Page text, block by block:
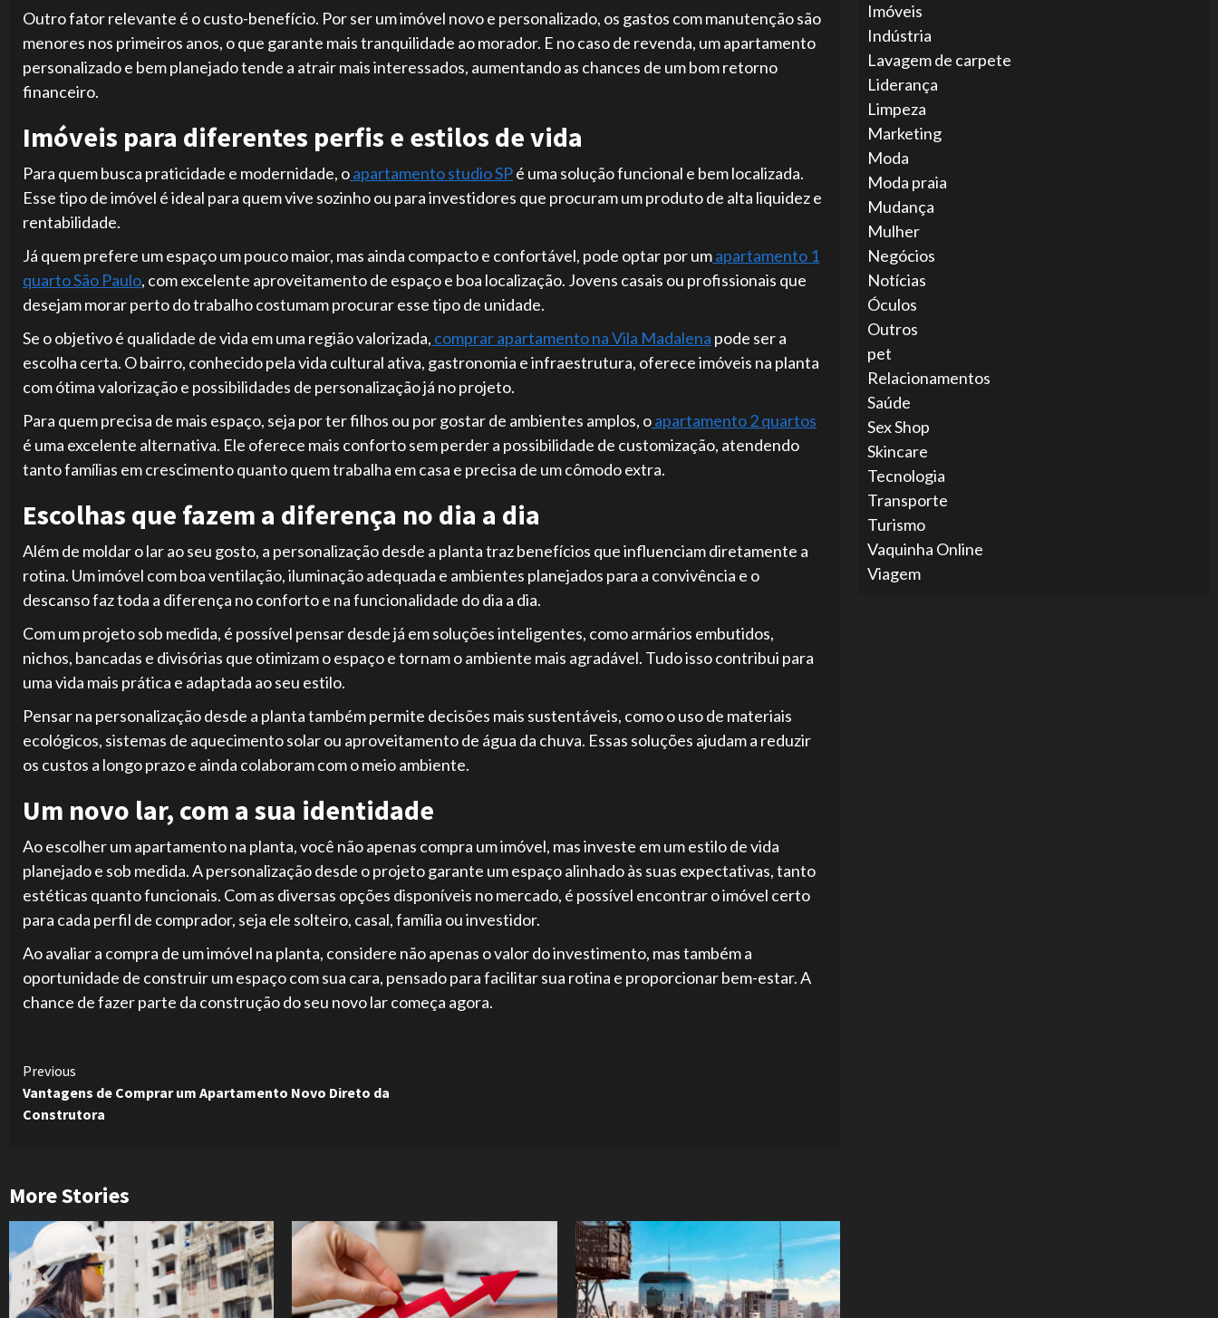
Outro fator relevante é o custo-benefício. Por ser um imóvel novo e personalizado, os gastos com manutenção são
menores nos primeiros anos, o que garante mais tranquilidade ao morador. E no caso de revenda, um apartamento
personalizado e bem planejado tende a atrair mais interessados, aumentando as chances de um bom retorno
financeiro.
Imóveis para diferentes perfis e estilos de vida
Para quem busca praticidade e modernidade, oapartamento studio SPé uma solução funcional e bem localizada.
Esse tipo de imóvel é ideal para quem vive sozinho ou para investidores que procuram um produto de alta liquidez e
rentabilidade.
Já quem prefere um espaço um pouco maior, mas ainda compacto e confortável, pode optar por umapartamento 1
quarto São Paulo, com excelente aproveitamento de espaço e boa localização. Jovens casais ou profissionais que
desejam morar perto do trabalho costumam procurar esse tipo de unidade.
Se o objetivo é qualidade de vida em uma região valorizada, comprar apartamento na Vila Madalena pode ser a
escolha certa. O bairro, conhecido pela vida cultural ativa, gastronomia e infraestrutura, oferece imóveis na planta
com ótima valorização e possibilidades de personalização já no projeto.
Para quem precisa de mais espaço, seja por ter filhos ou por gostar de ambientes amplos, oapartamento 2 quartos
é uma excelente alternativa. Ele oferece mais conforto sem perder a possibilidade de customização, atendendo
tanto famílias em crescimento quanto quem trabalha em casa e precisa de um cômodo extra.
Escolhas que fazem a diferença no dia a dia
Além de moldar o lar ao seu gosto, a personalização desde a planta traz benefícios que influenciam diretamente a
rotina. Um imóvel com boa ventilação, iluminação adequada e ambientes planejados para a convivência e o
descanso faz toda a diferença no conforto e na funcionalidade do dia a dia.
Com um projeto sob medida, é possível pensar desde já em soluções inteligentes, como armários embutidos,
nichos, bancadas e divisórias que otimizam o espaço e tornam o ambiente mais agradável. Tudo isso contribui para
uma vida mais prática e adaptada ao seu estilo.
Pensar na personalização desde a planta também permite decisões mais sustentáveis, como o uso de materiais
ecológicos, sistemas de aquecimento solar ou aproveitamento de água da chuva. Essas soluções ajudam a reduzir
os custos a longo prazo e ainda colaboram com o meio ambiente.
Um novo lar, com a sua identidade
Ao escolher um apartamento na planta, você não apenas compra um imóvel, mas investe em um estilo de vida
planejado e sob medida. A personalização desde o projeto garante um espaço alinhado às suas expectativas, tanto
estéticas quanto funcionais. Com as diversas opções disponíveis no mercado, é possível encontrar o imóvel certo
para cada perfil de comprador, seja ele solteiro, casal, família ou investidor.
Ao avaliar a compra de um imóvel na planta, considere não apenas o valor do investimento, mas também a
oportunidade de construir um espaço com sua cara, pensado para facilitar sua rotina e proporcionar bem-estar. A
chance de fazer parte da construção do seu novo lar começa agora.
Continue
Reading
Previous
Vantagens de Comprar um Apartamento Novo Direto da
Construtora
More Stories
Imóveis
Indústria
Lavagem de carpete
Liderança
Limpeza
Marketing
Moda
Moda praia
Mudança
Mulher
Negócios
Notícias
Óculos
Outros
pet
Relacionamentos
Saúde
Sex Shop
Skincare
Tecnologia
Transporte
Turismo
Vaquinha Online
Viagem